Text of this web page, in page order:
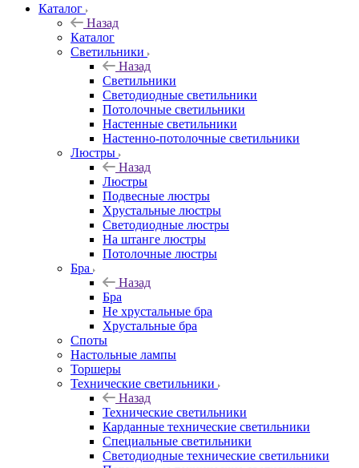
Каталог
Назад
Каталог
Светильники
Назад
Светильники
Светодиодные светильники
Потолочные светильники
Настенные светильники
Настенно-потолочные светильники
Люстры
Назад
Люстры
Подвесные люстры
Хрустальные люстры
Светодиодные люстры
На штанге люстры
Потолочные люстры
Бра
Назад
Бра
Не хрустальные бра
Хрустальные бра
Споты
Настольные лампы
Торшеры
Технические светильники
Назад
Технические светильники
Карданные технические светильники
Специальные светильники
Светодиодные технические светильники